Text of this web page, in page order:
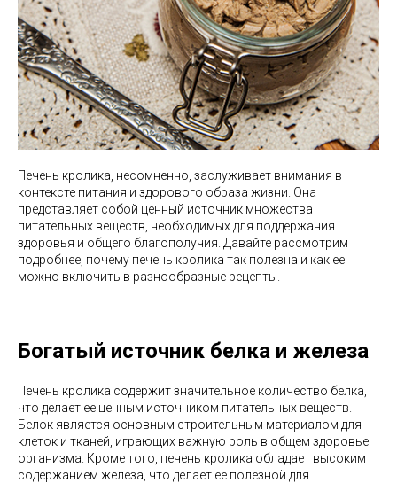
Печень кролика, несомненно, заслуживает внимания в
контексте питания и здорового образа жизни. Она
представляет собой ценный источник множества
питательных веществ, необходимых для поддержания
здоровья и общего благополучия. Давайте рассмотрим
подробнее, почему печень кролика так полезна и как ее
можно включить в разнообразные рецепты.
Богатый источник белка и железа
Печень кролика содержит значительное количество белка,
что делает ее ценным источником питательных веществ.
Белок является основным строительным материалом для
клеток и тканей, играющих важную роль в общем здоровье
организма. Кроме того, печень кролика обладает высоким
содержанием железа, что делает ее полезной для